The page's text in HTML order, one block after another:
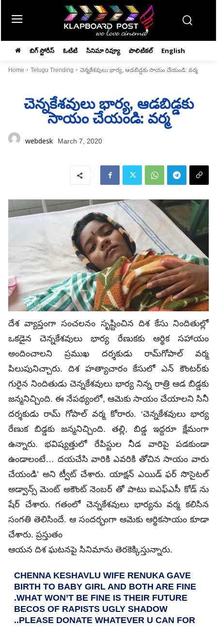
బిగ్ స్టోరీస్ ఓటిటి సినిమా రివ్యూ పొలిటికల్ English
Home Telugu Trending చెన్నకేశవులు భార్య, ఆడబిడ్డకు సాయం చేయండి: వర్మ
చెన్నకేశవులు భార్య, ఆడబిడ్డకు
సాయం చేయండి: వర్మ
webdesk March 7, 2020
దేశ వ్యాప్తంగా సంచలనం సృష్టించిన దిశ కేసు నిందితుల్లో
ఒకడైన చెన్నకేశవులు భార్య రేణుకకు ఆర్థిక సహాయం
అందించాలని ప్రముఖ దర్శకుడు రామ్‌గోపాల్‌ వర్మ
పిలుపునిచ్చారు. దిశ హత్యాచారం కేసులో ఎన్ కౌంటర్‌కు
గురైన నిందితుడు చెన్నకేశవులు భార్య నిన్న రాత్రి ఆడ బిడ్డకు
జన్మనిచ్చింది. ఈ నేపథ్యంలో, ఆమెకు సాయం చేయాలని సినీ
దర్శకుడు రామ్ గోపాల్ వర్మ కోరారు. ‘చెన్నకేశవులు భార్య
రేణుక బిడ్డకు జన్మనిచ్చింది. తల్లి, బిడ్డ ఇద్దరూ క్షేమంగా
ఉన్నారు. భవిష్యత్తులో రేపిస్టుల నీడ వారిపై పడకుండా
ఉండాలంటే… దయచేసి వారికి ఎవరికి తోచిన సాయం వారు
చేయండి’ అని ట్వీట్ చేశారు. యాక్షన్ ఎయిడ్ ఫర్ సొసైటల్
అడ్వాన్స్ మెంట్ అకౌంట్ నెంబర్ తో పాటు ఐఎఫ్ఎసీ కోడ్ ను
షేర్ చేశారు. గతంలో చెన్నకేశవులు భార్యను వర్మ కలిసిన
సంగతి తెలిసిందే. ఆ సందర్భంగా ఆమెకు ఆర్థికసాయం కూడా
చేశారు. ప్రస్తుతం
ఆయన దిశ ఘటనపై సినిమాను తెరకెక్కిస్తున్నారు.
CHENNA KESHAVLU WIFE RENUKA GAVE
BIRTH TO BABY GIRL AND BOTH ARE FINE
.WHAT WON’T BE FINE IS THEIR FUTURE
BECOS OF RAPISTS UGLY SHADOW
..PLEASE DONATE WHATEVER U CAN FOR